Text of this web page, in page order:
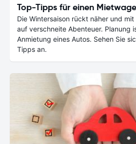
Top-Tipps für einen
Die Wintersaison rückt näher und
auf verschneite Abenteuer. Planung
Anmietung eines Autos. Sehen Sie
Tipps an.